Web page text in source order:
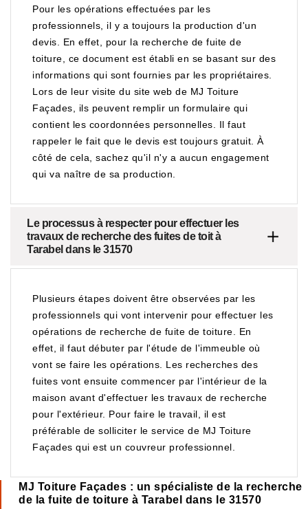
Pour les opérations effectuées par les
professionnels, il y a toujours la production d'un
devis. En effet, pour la recherche de fuite de
toiture, ce document est établi en se basant sur des
informations qui sont fournies par les propriétaires.
Lors de leur visite du site web de MJ Toiture
Façades, ils peuvent remplir un formulaire qui
contient les coordonnées personnelles. Il faut
rappeler le fait que le devis est toujours gratuit. À
côté de cela, sachez qu'il n'y a aucun engagement
qui va naître de sa production.
Le processus à respecter pour effectuer les
travaux de recherche des fuites de toit à
Tarabel dans le 31570
Plusieurs étapes doivent être observées par les
professionnels qui vont intervenir pour effectuer les
opérations de recherche de fuite de toiture. En
effet, il faut débuter par l'étude de l'immeuble où
vont se faire les opérations. Les recherches des
fuites vont ensuite commencer par l'intérieur de la
maison avant d'effectuer les travaux de recherche
pour l'extérieur. Pour faire le travail, il est
préférable de solliciter le service de MJ Toiture
Façades qui est un couvreur professionnel.
MJ Toiture Façades : un spécialiste de la recherche
de la fuite de toiture à Tarabel dans le 31570